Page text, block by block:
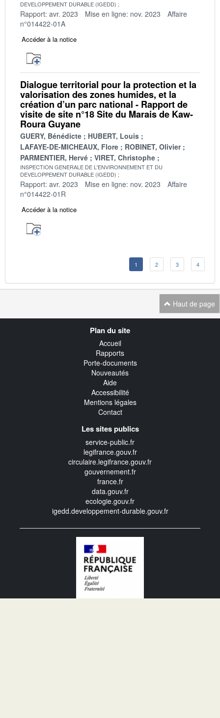
DEVELOPPEMENT DURABLE (IGEDD)
Rapport: avr. 2023 Mise en ligne: nov. 2023
Affaire
n°014422-01A
Accéder à la notice
Dialogue territorial pour la protection et la
valorisation des zones humides, et la
création d’un parc national - Rapport de
visite de site n°18 Site du Marais de Kaw-
Roura Guyane
GUERY, Bénédicte
HUBERT, Louis
LAFAYE-DE-MICHEAUX, Flore
ROBINET, Olivier
PARMENTIER, Hervé
VIRET, Christophe
INSPECTION GENERALE DE L'ENVIRONNEMENT ET DU
DEVELOPPEMENT DURABLE (IGEDD)
Rapport: avr. 2023 Mise en ligne: nov. 2023
Affaire
n°014422-01R
Accéder à la notice
1 2 3 4
Haut de page
Plan du site
Accueil
Rapports
Porte-documents
Nouveautés
Aide
Accessibilité
Mentions légales
Contact
Les sites publics
service-public.fr
legifrance.gouv.fr
circulaire.legifrance.gouv.fr
gouvernement.fr
france.fr
data.gouv.fr
ecologie.gouv.fr
igedd.developpement-durable.gouv.fr